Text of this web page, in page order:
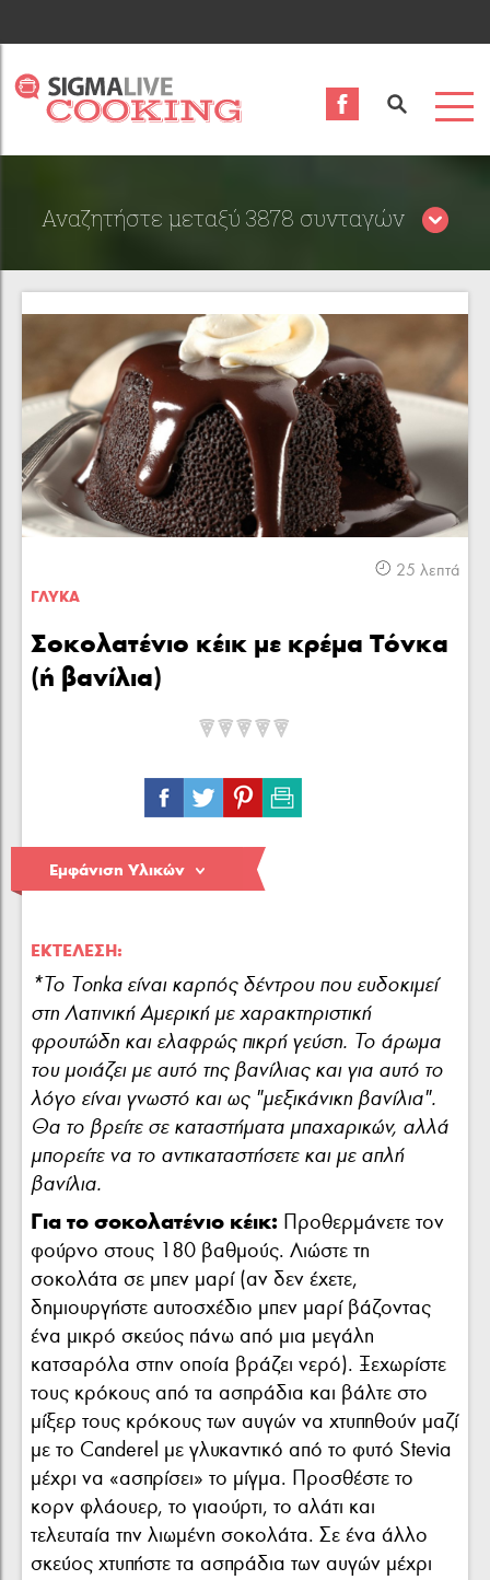
Αναζητήστε μεταξύ 3878 συνταγών
Περιορίστε τα αποτελέσματα αναζήτησης επιλέγοντας
κατηγορίες:
25 λεπτά
ΓΛΥΚA
Σοκολατένιο κέικ με κρέμα Τόνκα
(ή βανίλια)
Εμφάνιση Υλικών
ΕΚΤΈΛΕΣΗ:
*Το Tonka είναι καρπός δέντρου που ευδοκιμεί
στη Λατινική Αμερική με χαρακτηριστική
φρουτώδη και ελαφρώς πικρή γεύση. Το άρωμα
του μοιάζει με αυτό της βανίλιας και για αυτό το
λόγο είναι γνωστό και ως "μεξικάνικη βανίλια".
Θα το βρείτε σε καταστήματα μπαχαρικών, αλλά
μπορείτε να το αντικαταστήσετε και με απλή
βανίλια.
Για το σοκολατένιο κέικ: Προθερμάνετε τον
φούρνο στους 180 βαθμούς. Λιώστε τη
σοκολάτα σε μπεν μαρί (αν δεν έχετε,
δημιουργήστε αυτοσχέδιο μπεν μαρί βάζοντας
ένα μικρό σκεύος πάνω από μια μεγάλη
κατσαρόλα στην οποία βράζει νερό). Ξεχωρίστε
τους κρόκους από τα ασπράδια και βάλτε στο
μίξερ τους κρόκους των αυγών να χτυπηθούν μαζί
με το Canderel με γλυκαντικό από το φυτό Stevia
μέχρι να «ασπρίσει» το μίγμα. Προσθέστε το
κορν φλάουερ, το γιαούρτι, το αλάτι και
τελευταία την λιωμένη σοκολάτα. Σε ένα άλλο
σκεύος χτυπήστε τα ασπράδια των αυγών μέχρι